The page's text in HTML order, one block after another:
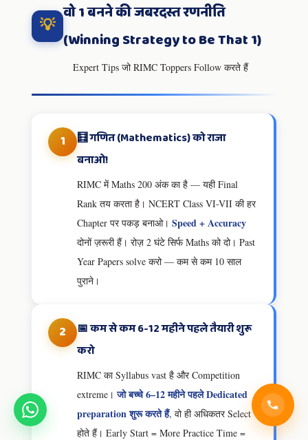
💡
वो 1 बनने की जबरदस्त रणनीति
(Winning Strategy to Be That 1)
Expert Tips जो RIMC Toppers Follow करते हैं
1
🧮 गणित (Mathematics) को राजा
बनाओ!
RIMC में Maths 200 अंक का है — यही Final
Rank तय करता है। NCERT Class VI-VII की हर
Chapter पर पकड़ बनाओ। Speed + Accuracy
दोनों ज़रूरी हैं। रोज़ 2 घंटे सिर्फ Maths को दो। Past
Year Papers solve करो — कम से कम 10 साल
पुराने।
2
📅 कम से कम 6-12 महीने पहले तैयारी शुरू
करो
RIMC का Syllabus vast है और Competition
extreme।जो बच्चे 6–12 महीने पहले Dedicated
preparation शुरू करते हैं, वो ही अधिकतर Select
होते हैं। Early Start = More Practice Time =